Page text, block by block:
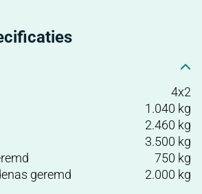
4x2
1.040 kg
2.460 kg
3.500 kg
750 kg
geremd
2.000 kg